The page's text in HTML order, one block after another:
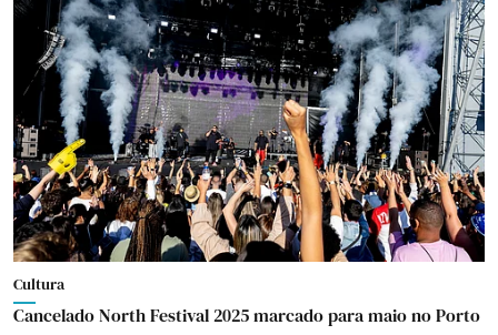
Cultura
Cancelado North Festival 2025 marcado para maio no Porto